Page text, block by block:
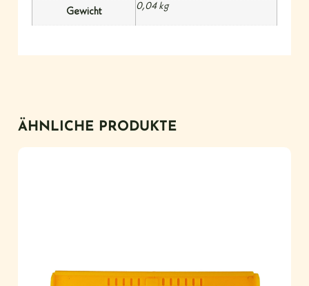
Gewicht
0,04 kg
ÄHNLICHE PRODUKTE